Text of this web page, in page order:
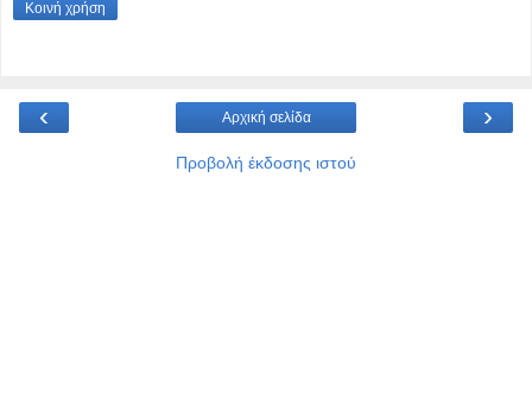
Κοινή χρήση
‹ ›
Αρχική σελίδα
Προβολή έκδοσης ιστού